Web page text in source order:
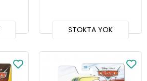
STOKTA YOK